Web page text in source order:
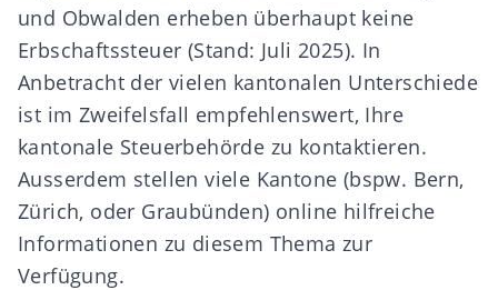
und Obwalden erheben überhaupt keine
Erbschaftssteuer (Stand: Juli 2025). In
Anbetracht der vielen kantonalen Unterschiede
ist im Zweifelsfall empfehlenswert, Ihre
kantonale Steuerbehörde zu kontaktieren.
Ausserdem stellen viele Kantone (bspw. Bern,
Zürich, oder Graubünden) online hilfreiche
Informationen zu diesem Thema zur
Verfügung.